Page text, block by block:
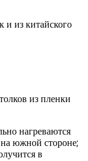
и из китайского
из пленки
нагреваются
на южной стороне;
в